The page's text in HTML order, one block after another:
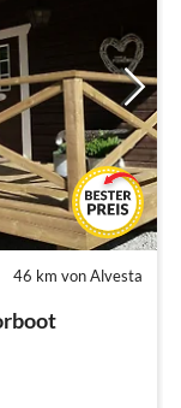
46 km von Alvesta